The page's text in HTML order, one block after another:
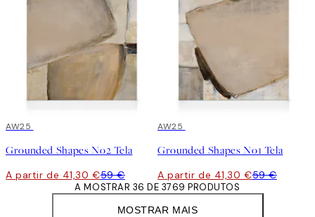
30%*
AW25
Grounded Shapes No2 Tela
A partir de 41,30 €59 €
30%*
AW25
Grounded Shapes No1 Tela
A partir de 41,30 €59 €
MOSTRAR MAIS
A MOSTRAR 36 DE 3769 PRODUTOS